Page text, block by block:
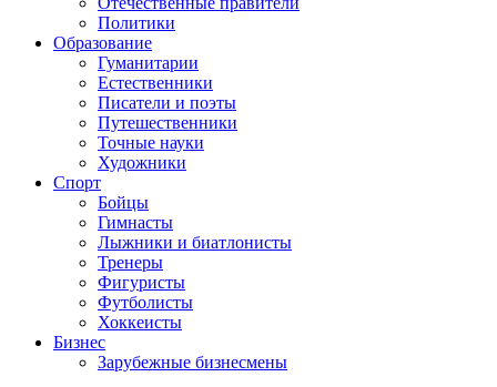
Политики
Образование
Гуманитарии
Естественники
Писатели и поэты
Путешественники
Точные науки
Художники
Спорт
Бойцы
Гимнасты
Лыжники и биатлонисты
Тренеры
Фигуристы
Футболисты
Хоккеисты
Бизнес
Зарубежные бизнесмены